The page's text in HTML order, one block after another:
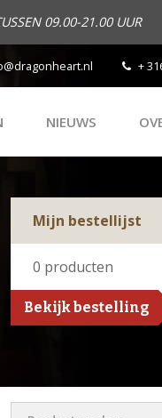
09.00-21.00 UUR
+
NIEUWS
Mijn bestellijst
0 producten
Bekijk bestelling